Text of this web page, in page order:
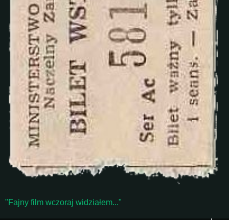
"Fajny film wczoraj widziałem..."